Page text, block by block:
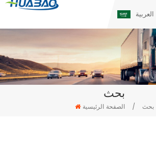
العربية
بحث
الصفحة الرئيسية / بحث